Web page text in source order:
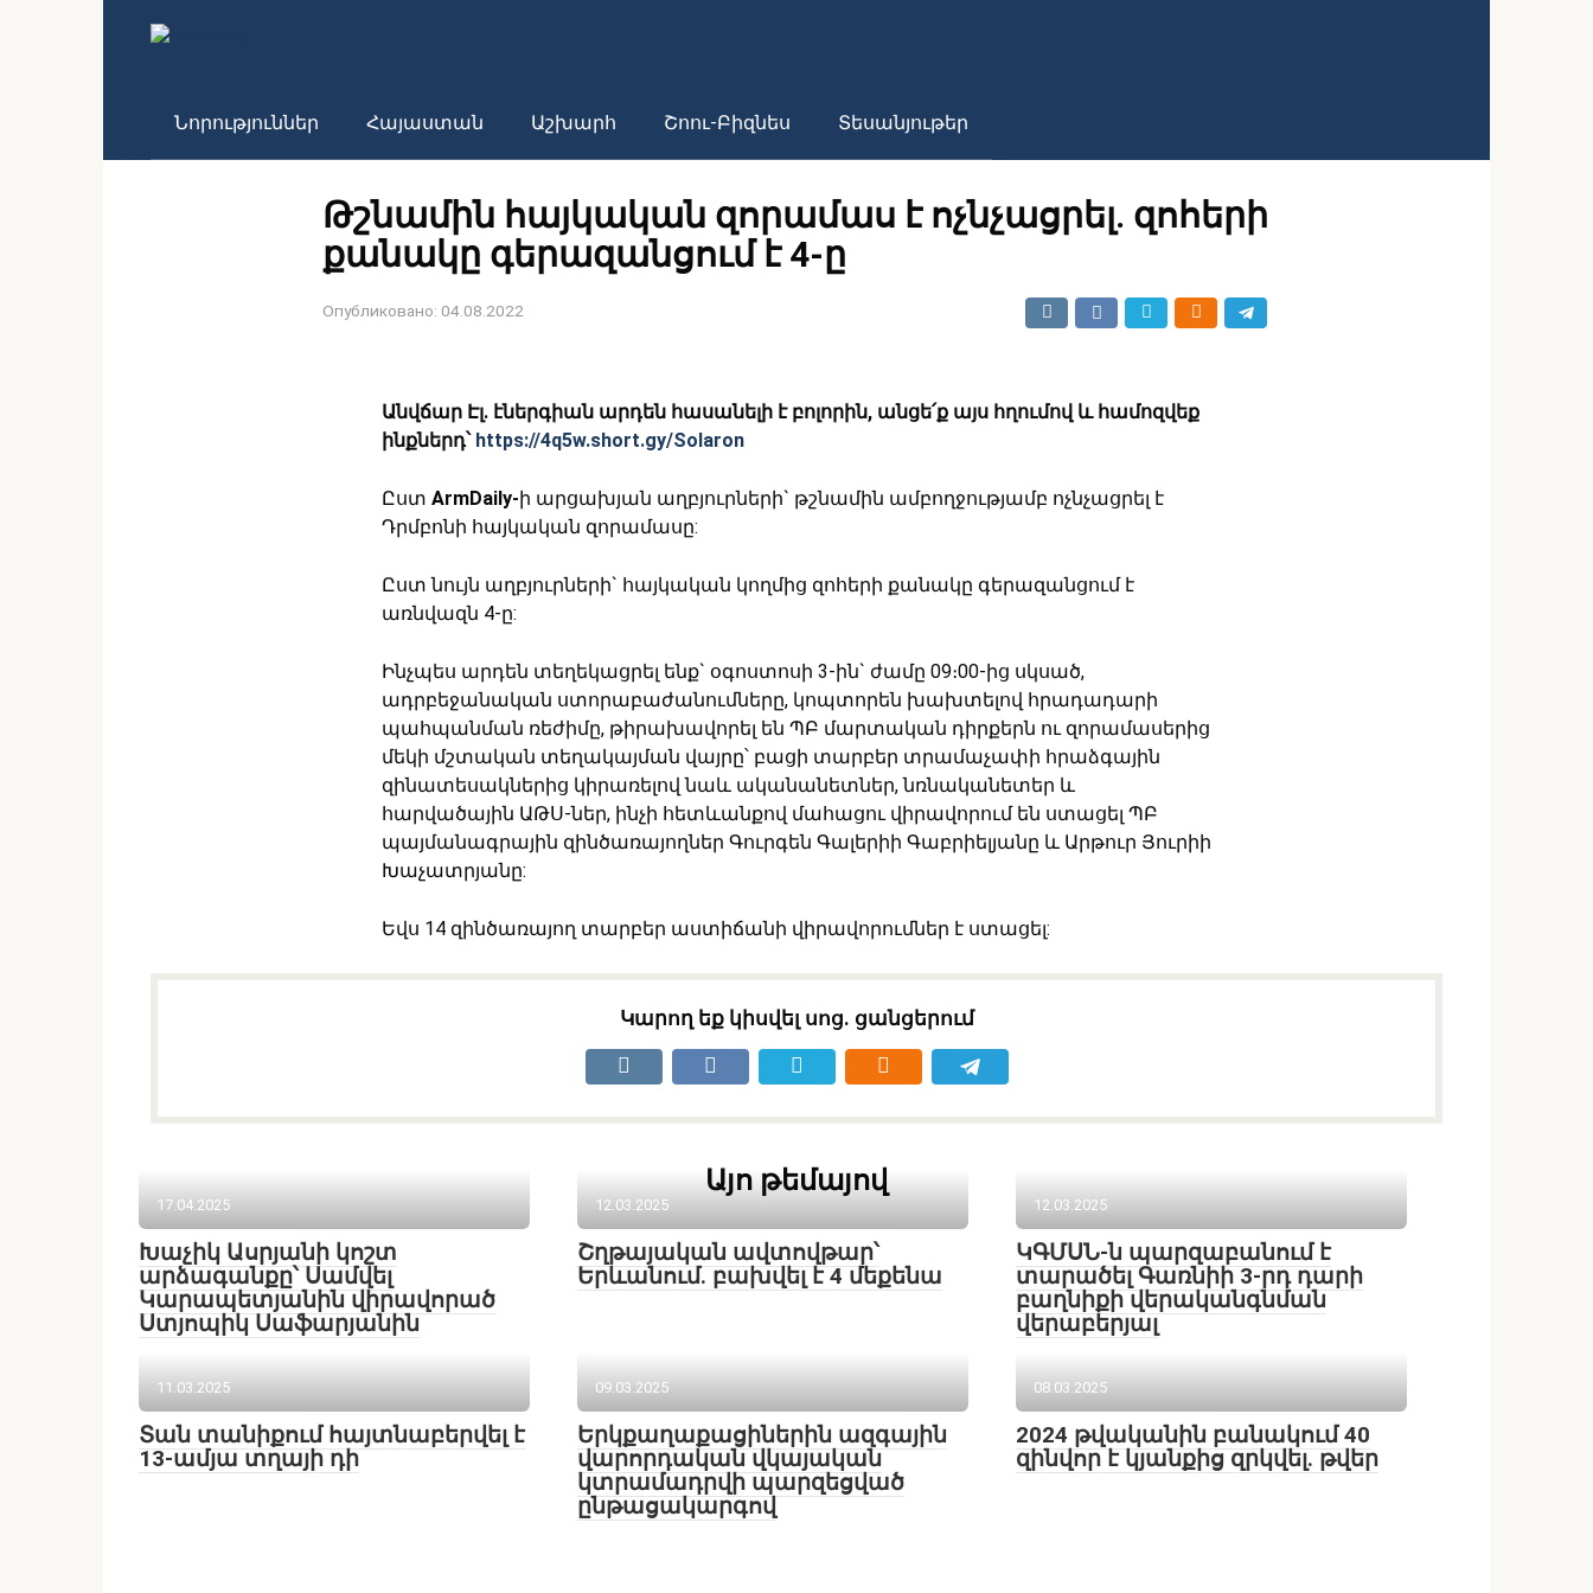
Նորություններ Հայաստան Աշխարհ Շոու-Բիզնես Տեսանյութեր
Թշնամին հայկական զորամաս է ոչնչացրել. զոհերի
քանակը գերազանցում է 4-ը
Опубликовано: 04.08.2022
Անվճար Էլ. էներգիան արդեն հասանելի է բոլորին, անցե՛ք այս հղումով և համոզվեք
ինքներդ՝ https://4q5w.short.gy/Solaron
Ըստ ArmDaily-ի արցախյան աղբյուրների` թշնամին ամբողջությամբ ոչնչացրել է
Դրմբոնի հայկական զորամասը:
Ըստ նույն աղբյուրների` հայկական կողմից զոհերի քանակը գերազանցում է
առնվազն 4-ը:
Ինչպես արդեն տեղեկացրել ենք` օգոստոսի 3-ին` ժամը 09։00-ից սկսած,
ադրբեջանական ստորաբաժանումները, կոպտորեն խախտելով հրադադարի
պահպանման ռեժիմը, թիրախավորել են ՊԲ մարտական դիրքերն ու զորամասերից
մեկի մշտական տեղակայման վայրը՝ բացի տարբեր տրամաչափի հրաձգային
զինատեսակներից կիրառելով նաև ականանետներ, նռնականետեր և
հարվածային ԱԹՍ-ներ, ինչի հետևանքով մահացու վիրավորում են ստացել ՊԲ
պայմանագրային զինծառայողներ Գուրգեն Գալերիի Գաբրիելյանը և Արթուր Յուրիի
Խաչատրյանը:
Եվս 14 զինծառայող տարբեր աստիճանի վիրավորումներ է ստացել:
Կարող եք կիսվել սոց․ ցանցերում
Այո թեմայով
17.04.2025
Խաչիկ Ասրյանի կոշտ
արձագանքը՝ Սամվել
Կարապետյանին վիրավորած
Ստյոպիկ Սաֆարյանին
12.03.2025
Շղթայական ավտովթար՝
Երևանում. բախվել է 4 մեքենա
12.03.2025
ԿԳՄՍՆ-ն պարզաբանում է
տարածել Գառնիի 3-րդ դարի
բաղնիքի վերականգնման
վերաբերյալ
11.03.2025
Տան տանիքում հայտնաբերվել է
13-ամյա տղայի դի
09.03.2025
Երկքաղաքացիներին ազգային
վարորդական վկայական
կտրամադրվի պարզեցված
ընթացակարգով
08.03.2025
2024 թվականին բանակում 40
զինվոր է կյանքից զրկվել. թվեր